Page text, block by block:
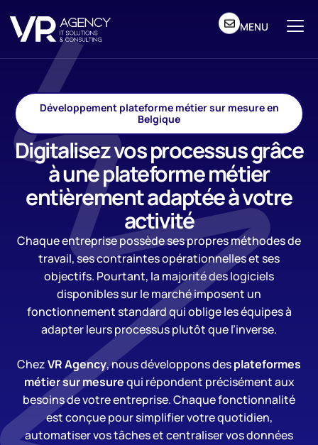
MENU
Développement plateforme métier sur mesure en
Belgique
Digitalisez vos processus grâce
à une plateforme métier
entièrement adaptée à votre
activité
Chaque entreprise possède ses propres méthodes de
travail, ses contraintes opérationnelles et ses
objectifs. Pourtant, la majorité des logiciels
disponibles sur le marché imposent un
fonctionnement standard qui oblige les équipes à
adapter leurs processus plutôt que l’inverse.
ChezVR Agency, nous développons desplateformes
métier sur mesurequi répondent précisément aux
besoins de votre entreprise. Chaque fonctionnalité
est conçue pour simplifier votre quotidien,
automatiser vos tâches et centraliser vos données